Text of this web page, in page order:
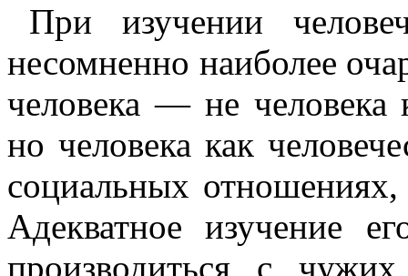
При изучении
несомненно наиболее
человека — не человека
но человека как
социальных
Адекватное изучение
производиться с